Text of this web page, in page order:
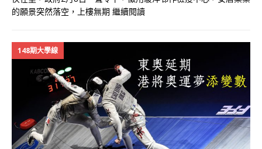
的願景突然落空，上樓無期 繼續閱讀
148期大學線